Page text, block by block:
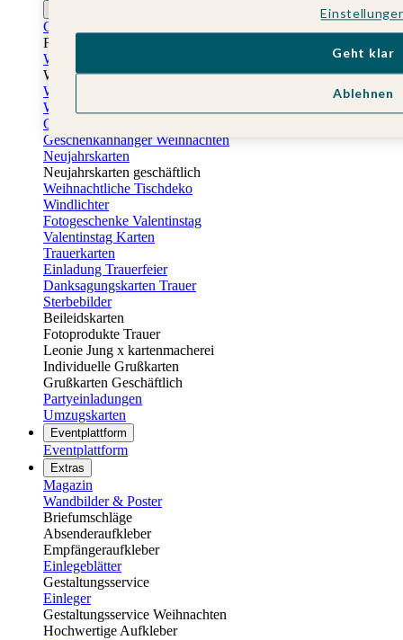
Osterkarten
Fotogeschenke zu Ostern
Weihnachtskarten
Weihnachtskarten selbst gestalten
Weihnachtskarten geschäftlich
Weihnachtsfeier Einladungen
Geschenkaufkleber Weihnachten
Geschenkanhänger Weihnachten
Neujahrskarten
Neujahrskarten geschäftlich
Weihnachtliche Tischdeko
Windlichter
Fotogeschenke Valentinstag
Valentinstag Karten
Trauerkarten
Einladung Trauerfeier
Danksagungskarten Trauer
Sterbebilder
Beileidskarten
Fotoprodukte Trauer
Leonie Jung x kartenmacherei
Individuelle Grußkarten
Grußkarten Geschäftlich
Partyeinladungen
Umzugskarten
Eventplattform
Eventplattform
Extras
Magazin
Wandbilder & Poster
Briefumschläge
Absenderaufkleber
Empfängeraufkleber
Einlegeblätter
Gestaltungsservice
Einleger
Gestaltungsservice Weihnachten
Hochwertige Aufkleber
Ablehnen
Geht klar